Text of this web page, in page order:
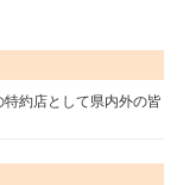
約店として県内外の皆